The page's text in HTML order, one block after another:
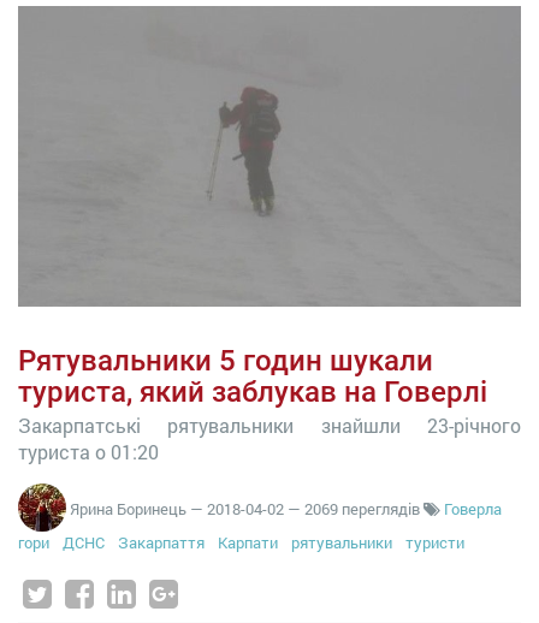
Рятувальники 5 годин шукали
туриста, який заблукав на Говерлі
Закарпатські рятувальники знайшли 23-річного
туриста о 01:20
Ярина Боринець — 2018-04-02 — 2069 переглядів
Говерла
гори
ДСНС Закарпаття Карпати рятувальники туристи